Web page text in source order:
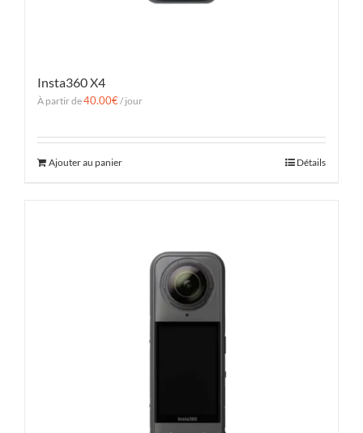
Insta360 X4
À partir de40.00€/ jour
Ajouter au panier Détails